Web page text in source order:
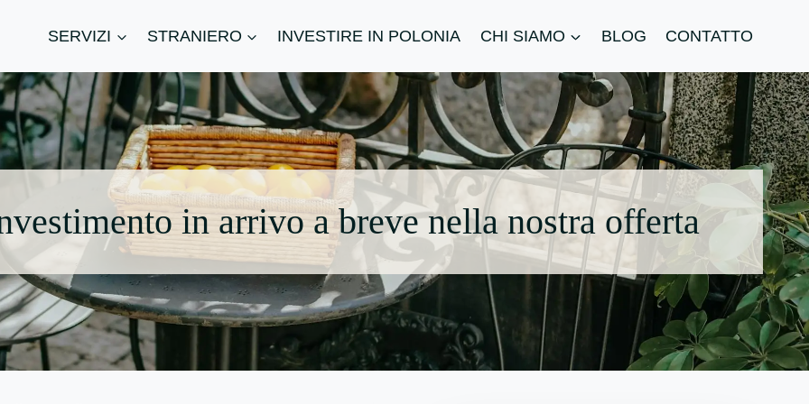
SERVIZI STRANIERO INVESTIRE IN POLONIA CHI SIAMO BLOG CONTATTO
in arrivo a breve nella nostra offerta